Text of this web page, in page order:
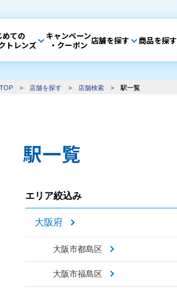
めての
トレンズ
キャンペーン
・クーポン 店舗を探す 商品を探す
> 店舗を探す > 店舗検索 > 駅一覧
駅一覧
エリア絞込み
大阪府
大阪市都島区
大阪市福島区